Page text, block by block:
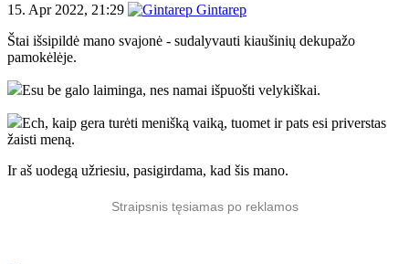
15. Apr 2022, 21:29
Gintarep
Štai išsipildė mano svajonė - sudalyvauti kiaušinių dekupažo
pamokėlėje.
Esu be galo laiminga, nes namai išpuošti velykiškai.
Ech, kaip gera turėti menišką vaiką, tuomet ir pats esi priverstas
žaisti meną.
Ir aš uodegą užriesiu, pasigirdama, kad šis mano.
Straipsnis tęsiamas po reklamos